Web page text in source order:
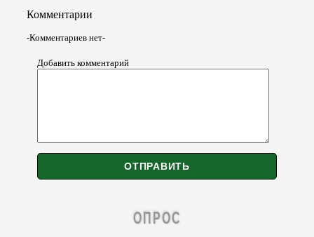
Комментарии
-Комментариев нет-
Добавить комментарий
ОПРОС